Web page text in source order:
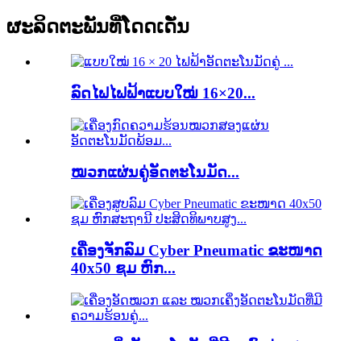
ຜະລິດຕະພັນທີ່ໂດດເດັ່ນ
ລົດໄຟໄຟຟ້າແບບໃໝ່ 16×20...
ໝວກແຜ່ນຄູ່ອັດຕະໂນມັດ...
ເຄື່ອງຈັກລົມ Cyber ​​Pneumatic ຂະໜາດ
40x50 ຊມ ຫົກ...